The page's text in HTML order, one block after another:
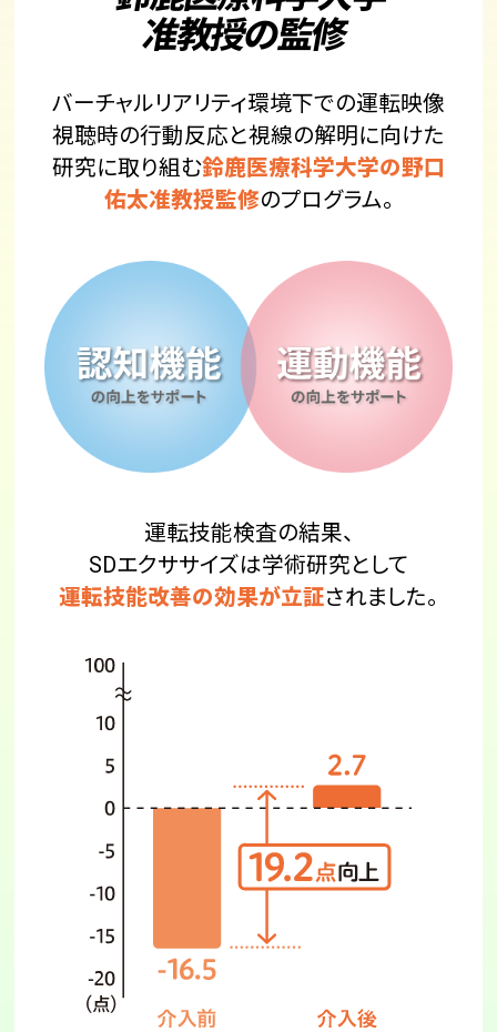
准教授の監修
バーチャルリアリティ環境下での運転映像
視聴時の行動反応と視線の解明に向けた
研究に取り組む鈴鹿医療科学大学の野口
佑太准教授監修のプログラム。
運転技能検査の結果、
SDエクササイズは学術研究として
運転技能改善の効果が立証されました。